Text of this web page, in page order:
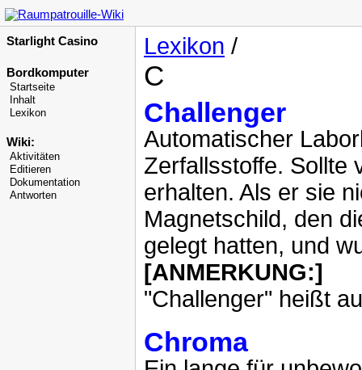
Starlight Casino
Bordkomputer
Startseite
Inhalt
Lexikon
Wiki:
Aktivitäten
Editieren
Dokumentation
Antworten
Lexikon /
C
Challenger
Automatischer
Zerfallsstoffe. Sollte
erhalten. Als er sie
Magnetschild, den
gelegt hatten, und
[ANMERKUNG:]
"Challenger" heißt
Chroma